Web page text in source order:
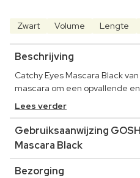
Zwart Volume Lengte
Beschrijving
Catchy Eyes Mascara Black
mascara om een opvallende
Lees verder
Gebruiksaanwijzing
Mascara Black
Bezorging